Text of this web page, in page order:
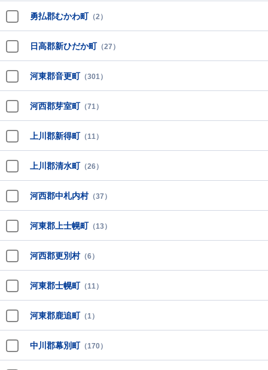
勇払郡むかわ町 （2）
日高郡新ひだか町 （27）
河東郡音更町 （301）
河西郡芽室町 （71）
上川郡新得町 （11）
上川郡清水町 （26）
河西郡中札内村（37）
河東郡上士幌町 （13）
河西郡更別村（6）
河東郡士幌町 （11）
河東郡鹿追町 （1）
中川郡幕別町 （170）